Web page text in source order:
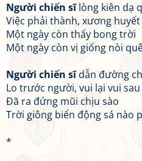
Người chiến sĩlòng kiên dạ
Việc phải thành, xương
Một ngày còn thấy bong trời
Một ngày còn vị giống nòi
Người chiến sĩdẫn đường
Lo trước người, vui lại vui sau
Đã ra đứng mũi chịu sào
Trời giông biển động sá nào
*